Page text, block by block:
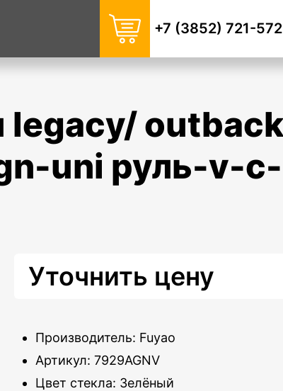
+7 (3852) 721-572
uni руль-v-c-
Уточнить цену
Производитель: Fuyao
Артикул: 7929AGNV
Цвет стекла: Зелёный